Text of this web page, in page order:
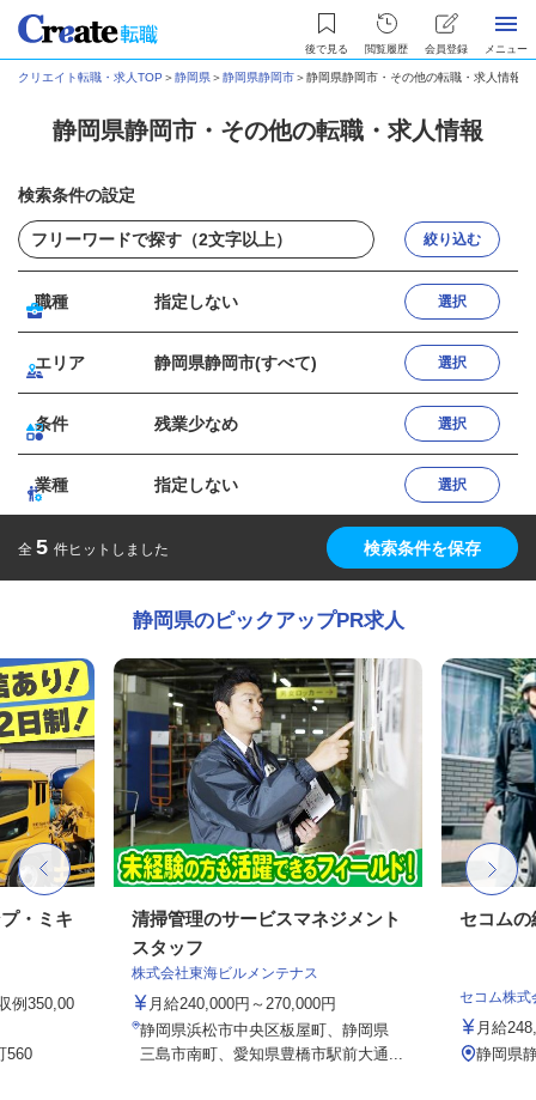
後で見る 閲覧履歴 会員登録 メニュー
クリエイト転職・求人TOP ＞静岡県＞静岡県静岡市＞静岡県静岡市・その他の転職・求人情報
静岡県静岡市・その他の転職・求人情報
検索条件の設定
絞り込む
職種 指定しない 選択
エリア 静岡県静岡市(すべて) 選択
条件 残業少なめ 選択
業種 指定しない 選択
全 5 件ヒットしました 検索条件を保存
静岡県のピックアップPR求人
・ミキ
例350,00
560
清掃管理のサービスマネジメント
スタッフ
株式会社東海ビルメンテナス
月給240,000円～270,000円
静岡県浜松市中央区板屋町、静岡県
三島市南町、愛知県豊橋市駅前大通...
セコムの
セコム株式
月給
静岡県